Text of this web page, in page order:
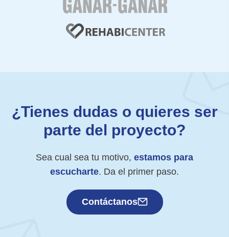
¿Tienes dudas o quieres ser
parte del proyecto?
Sea cual sea tu motivo, estamos para
escucharte. Da el primer paso.
Contáctanos